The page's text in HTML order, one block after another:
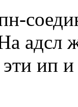
адсл
ип